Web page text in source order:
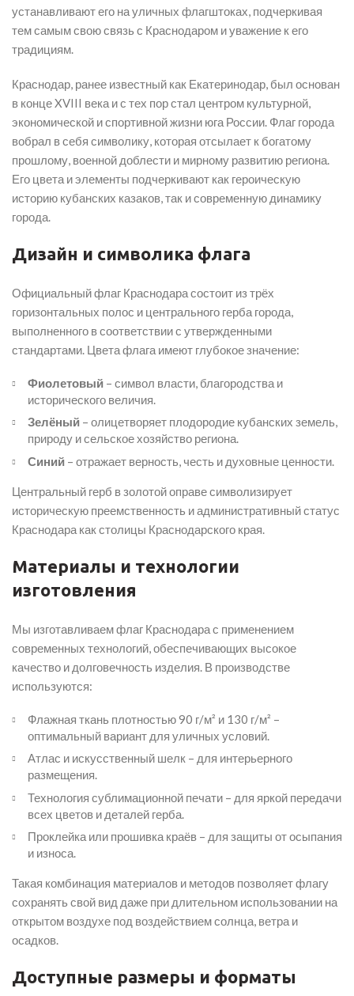
устанавливают его на уличных флагштоках, подчеркивая
тем самым свою связь с Краснодаром и уважение к его
традициям.
Краснодар, ранее известный как Екатеринодар, был основан
в конце XVIII века и с тех пор стал центром культурной,
экономической и спортивной жизни юга России. Флаг города
вобрал в себя символику, которая отсылает к богатому
прошлому, военной доблести и мирному развитию региона.
Его цвета и элементы подчеркивают как героическую
историю кубанских казаков, так и современную динамику
города.
Дизайн и символика флага
Официальный флаг Краснодара состоит из трёх
горизонтальных полос и центрального герба города,
выполненного в соответствии с утвержденными
стандартами. Цвета флага имеют глубокое значение:
Фиолетовый – символ власти, благородства и
исторического величия.
Зелёный – олицетворяет плодородие кубанских земель,
природу и сельское хозяйство региона.
Синий – отражает верность, честь и духовные ценности.
Центральный герб в золотой оправе символизирует
историческую преемственность и административный статус
Краснодара как столицы Краснодарского края.
Материалы и технологии
изготовления
Мы изготавливаем флаг Краснодара с применением
современных технологий, обеспечивающих высокое
качество и долговечность изделия. В производстве
используются:
Флажная ткань плотностью 90 г/м² и 130 г/м² –
оптимальный вариант для уличных условий.
Атлас и искусственный шелк – для интерьерного
размещения.
Технология сублимационной печати – для яркой передачи
всех цветов и деталей герба.
Проклейка или прошивка краёв – для защиты от осыпания
и износа.
Такая комбинация материалов и методов позволяет флагу
сохранять свой вид даже при длительном использовании на
открытом воздухе под воздействием солнца, ветра и
осадков.
Доступные размеры и форматы